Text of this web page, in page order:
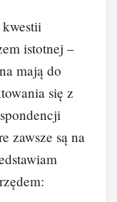
istotnej –
mają do
się z
zawsze są na